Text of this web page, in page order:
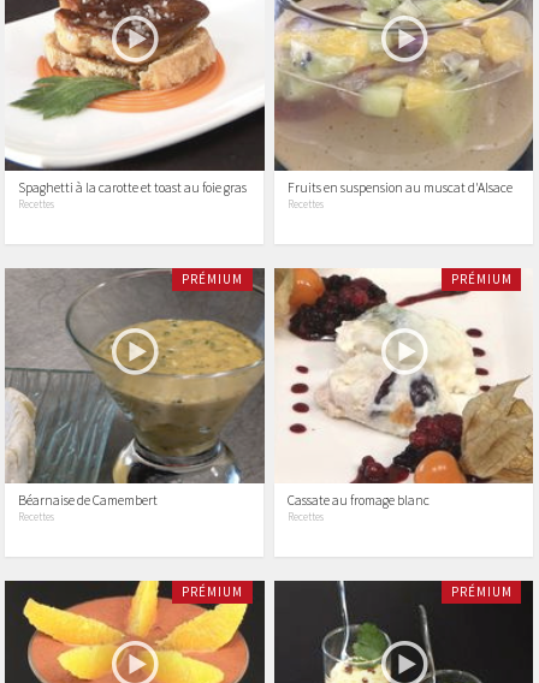
Spaghetti à la carotte et toast au foie gras
Recettes
Fruits en suspension au muscat d'Alsace
Recettes
PRÉMIUM
Béarnaise de Camembert
Recettes
PRÉMIUM
Cassate au fromage blanc
Recettes
PRÉMIUM PRÉMIUM